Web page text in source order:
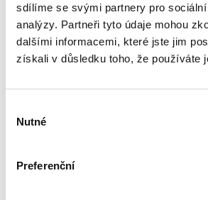
sdílíme se svými partnery pro
analýzy. Partneři tyto údaje mohou
dalšími informacemi, které jste jim
získali v důsledku toho, že používáte
souhlasu
Nutné
Preferenční
ČR